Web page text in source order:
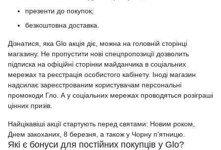
презенти до покупок;
безкоштовна доставка.
Дізнатися, яка Glo акція діє, можна на головній сторінці
магазину. Не пропустити нові спецпропозиції дозволить
підписка на офіційні сторінки майданчика в соціальних
мережах та реєстрація особистого кабінету. Іноді магазин
надсилає зареєстрованим користувачам персональні
промокоди Гло. А у соціальних мережах проводяться розіграші
цінних призів.
Найцікавіші акції стартують перед святами: Новим роком,
Днем закоханих, 8 березня, а також у Чорну п'ятницю.
Які є бонуси для постійних покупців у Glo?